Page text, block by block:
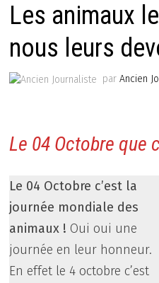
Les animaux
nous leurs
parAncien
Le 04 Octobre que
Le 04 Octobre c’est la
journée mondiale des
animaux ! Oui oui une
journée en leur honneur.
En effet le 4 octobre c’est